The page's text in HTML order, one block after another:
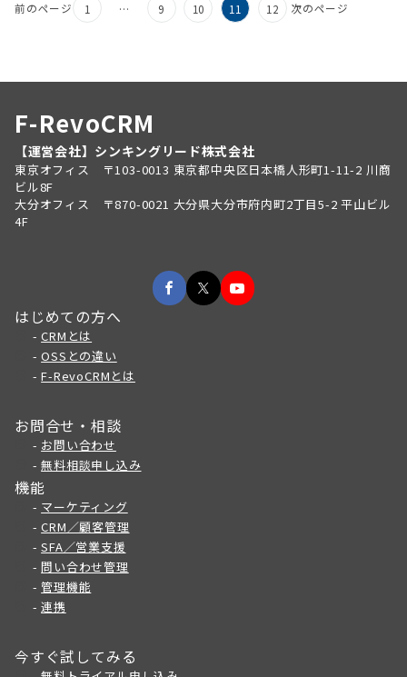
前のページ 1 … 9 10 11 12 次のページ
F-RevoCRM
【運営会社】シンキングリード株式会社
東京オフィス 〒103-0013 東京都中央区日本橋人形町1-11-2 川商
ビル8F
大分オフィス 〒870-0021 大分県大分市府内町2丁目5-2 平山ビル
4F
はじめての方へ
-CRMとは
-OSSとの違い
-F-RevoCRMとは
お問合せ・相談
- お問い合わせ
-無料相談申し込み
機能
- マーケティング
-CRM／顧客管理
-SFA／営業支援
-問い合わせ管理
-管理機能
-連携
今すぐ試してみる